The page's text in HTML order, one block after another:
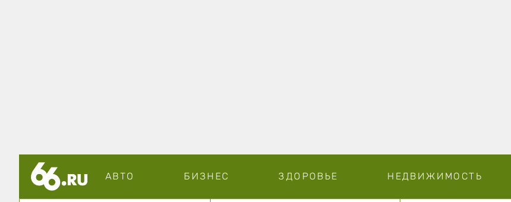
АВТО БИЗНЕС ЗДОРОВЬЕ НЕДВИЖИМОСТЬ